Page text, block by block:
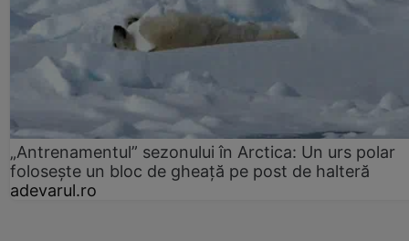
„Antrenamentul” sezonului în Arctica: Un urs polar
folosește un bloc de gheață pe post de halteră
adevarul.ro